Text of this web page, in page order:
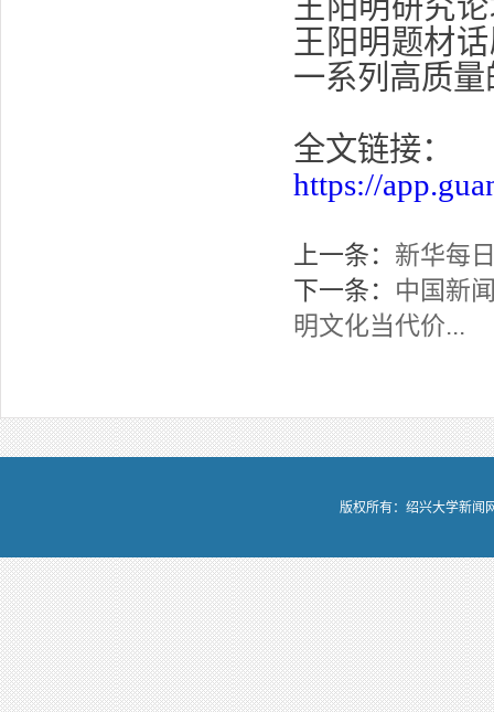
王阳明题材
一系列高质
全文链接：
https://
上一条： 新华每
下一条： 中国新
明文化当代价...
版权所有：绍兴大学新闻